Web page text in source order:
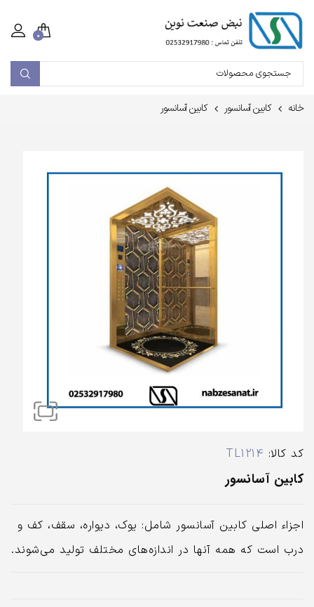
۰
خانه کابین آسانسور کابین آسانسور
کد کالا: TL1214
کابین آسانسور
اجزاء اصلی کابین آسانسور شامل: یوک، دیواره، سقف، کف و
درب است که همه آنها در اندازه‌های مختلف تولید می‌شوند.